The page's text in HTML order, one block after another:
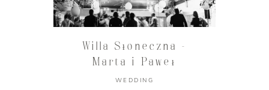
Willa Słoneczna –
Marta i Paweł
WEDDING